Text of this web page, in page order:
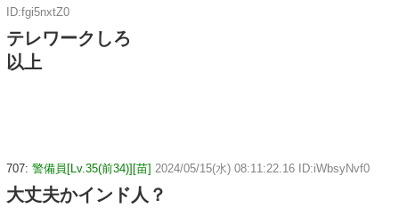
ID:fgi5nxtZ0
テレワークしろ
以上
707: 警備員[Lv.35(前34)][苗] 2024/05/15(水) 08:11:22.16 ID:iWbsyNvf0
大丈夫かインド人？